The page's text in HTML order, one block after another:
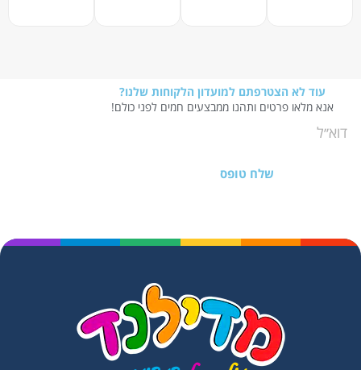
עוד לא הצטרפתם למועדון הלקוחות שלנו?
אנא מלאו פרטים ותהנו ממבצעים חמים לפני כולם!
שלח טופס